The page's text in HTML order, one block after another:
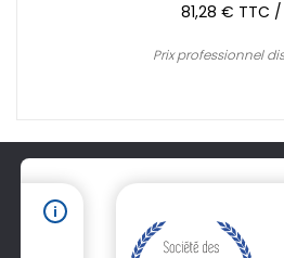
81,28 € TTC
Prix professionnel